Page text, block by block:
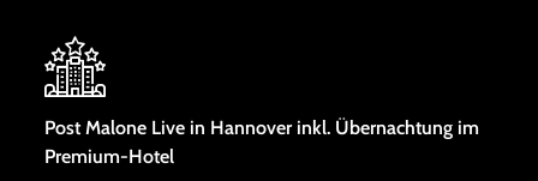
Post Malone Live in Hannover inkl. Übernachtung im
Premium-Hotel